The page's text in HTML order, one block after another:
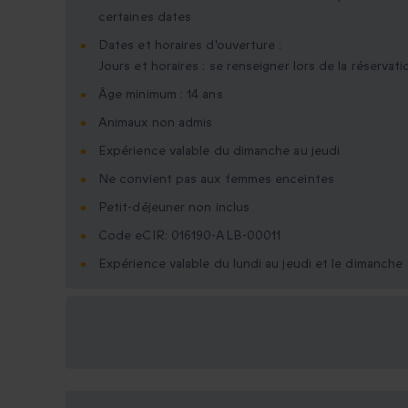
certaines dates
Dates et horaires d'ouverture :
Jours et horaires : se renseigner lors de la
Âge minimum : 14 ans
Animaux non admis
Expérience valable du dimanche au jeudi
Ne convient pas aux femmes enceintes
Petit-déjeuner non inclus
Code eCIR: 016190-ALB-00011
Expérience valable du lundi au jeudi et le dimanche